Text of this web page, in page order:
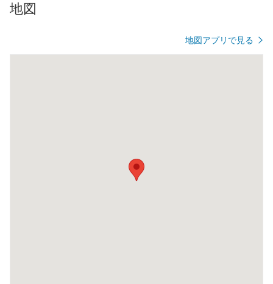
地図
地図アプリで見る